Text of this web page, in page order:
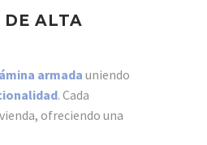
ALTA
armada uniendo
. Cada
ofreciendo una